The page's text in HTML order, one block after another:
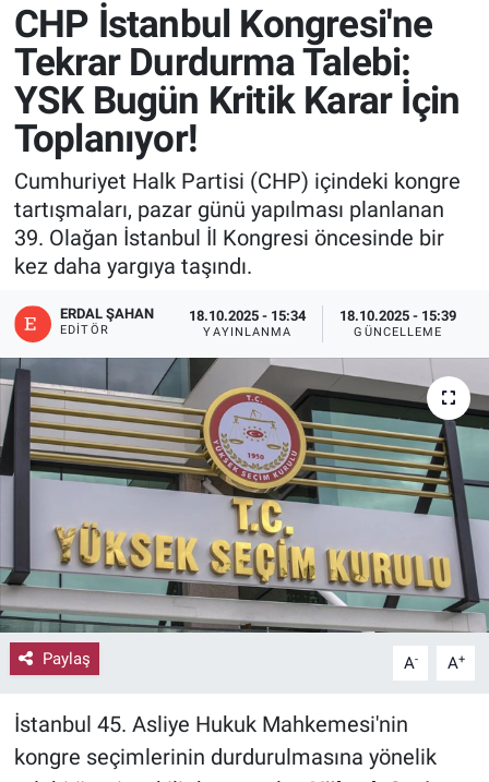
CHP İstanbul Kongresi'ne
Tekrar Durdurma Talebi:
YSK Bugün Kritik Karar İçin
Toplanıyor!
Cumhuriyet Halk Partisi (CHP) içindeki kongre
tartışmaları, pazar günü yapılması planlanan
39. Olağan İstanbul İl Kongresi öncesinde bir
kez daha yargıya taşındı.
ERDAL ŞAHAN
EDITÖR
18.10.2025 - 15:34
YAYINLANMA
18.10.2025 - 15:39
GÜNCELLEME
Paylaş A- A+
İstanbul 45. Asliye Hukuk Mahkemesi'nin
kongre seçimlerinin durdurulmasına yönelik